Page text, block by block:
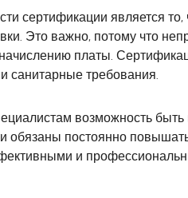
сертификации является то,
Это важно, потому что
платы.
санитарные требования.
возможность
постоянно
и